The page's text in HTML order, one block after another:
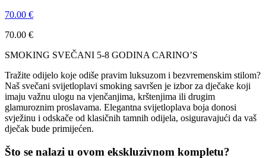
70.00 €
70.00 €
SMOKING SVEČANI 5-8 GODINA CARINO’S
Tražite odijelo koje odiše pravim luksuzom i bezvremenskim stilom?
Naš svečani svijetloplavi smoking savršen je izbor za dječake koji
imaju važnu ulogu na vjenčanjima, krštenjima ili drugim
glamuroznim proslavama. Elegantna svijetloplava boja donosi
svježinu i odskače od klasičnih tamnih odijela, osiguravajući da vaš
dječak bude primijećen.
Što se nalazi u ovom ekskluzivnom kompletu?